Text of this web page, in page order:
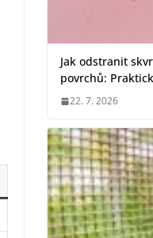
Jak odstranit
povrchů:
22. 7. 2026